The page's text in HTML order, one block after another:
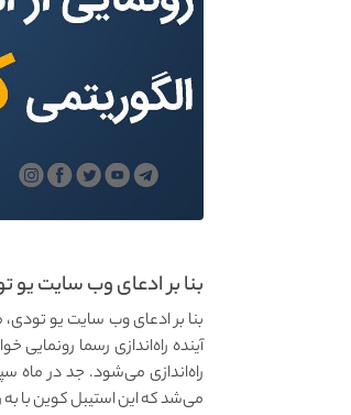
بنا بر ادعای وب سایت یو
آینده راه‌اندازی رسما
راه‌اندازی می‌شود. جد در ماه
می‌شد که این استیبل کوین با